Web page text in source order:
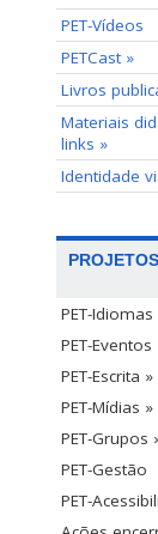
PET-Vídeos
PETCast »
Livros
Materiais
links »
Identidade
PROJETOS
PET-Idiomas
PET-Eventos
PET-Escrita »
PET-Mídias »
PET-Grupos
PET-Gestão
PET-